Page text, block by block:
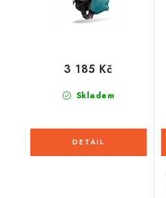
Skladem
3 185 Kč